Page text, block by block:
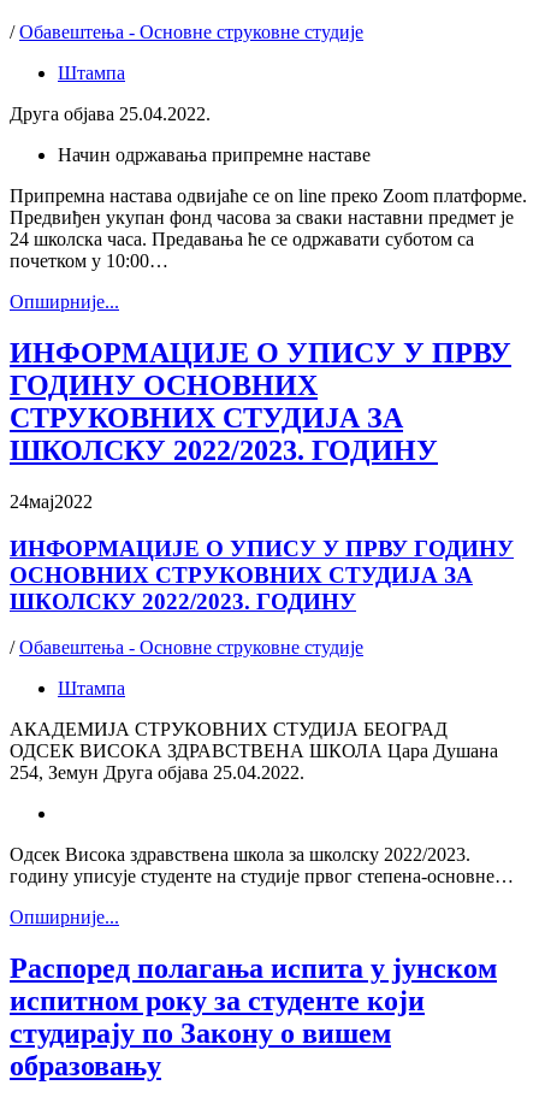
/Обавештења - Основне струковне студије
Штампа
Друга објава 25.04.2022.
Начин одржавања припремне наставе
Припремна настава одвијаће се on line преко Zoom платформе.
Предвиђен укупан фонд часова за сваки наставни предмет је
24 школска часа. Предавања ће се одржавати суботом са
почетком у 10:00…
Oпширније...
ИНФОРМАЦИЈЕ О УПИСУ У ПРВУ
ГОДИНУ ОСНОВНИХ
СТРУКОВНИХ СТУДИЈА ЗА
ШКОЛСКУ 2022/2023. ГОДИНУ
24мај2022
ИНФОРМАЦИЈЕ О УПИСУ У ПРВУ ГОДИНУ
ОСНОВНИХ СТРУКОВНИХ СТУДИЈА ЗА
ШКОЛСКУ 2022/2023. ГОДИНУ
/Обавештења - Основне струковне студије
Штампа
АКАДЕМИЈА СТРУКОВНИХ СТУДИЈА БЕОГРАД
ОДСЕК ВИСОКА ЗДРАВСТВЕНА ШКОЛА Цара Душана
254, Земун Друга објава 25.04.2022.
Одсек Висока здравствена школа за школску 2022/2023.
годину уписује студенте на студије првог степена-основне…
Oпширније...
Распоред полагања испита у јунском
испитном року за студенте који
студирају по Закону о вишем
образовању